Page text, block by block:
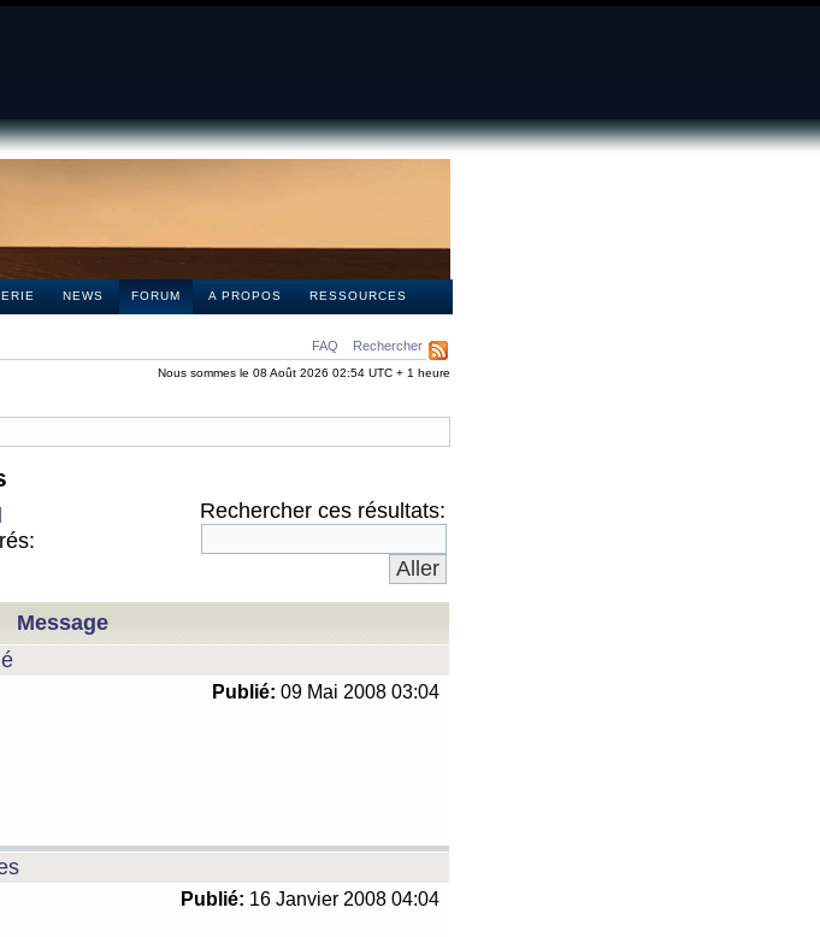
NEWS FORUM A PROPOS RESSOURCES
FAQ Rechercher
Nous sommes le 08 Août 2026 02:54 UTC + 1 heure
Rechercher ces résultats:
Message
Publié: 09 Mai 2008 03:04
Publié: 16 Janvier 2008 04:04